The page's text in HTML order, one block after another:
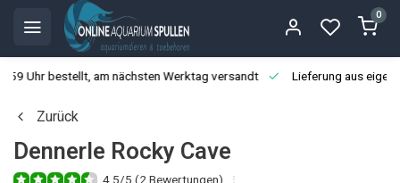
0
Uhr bestellt, am nächsten Werktag versandt Lieferung aus
Zurück
Dennerle Rocky Cave
4.5/5 (2 Bewertungen)